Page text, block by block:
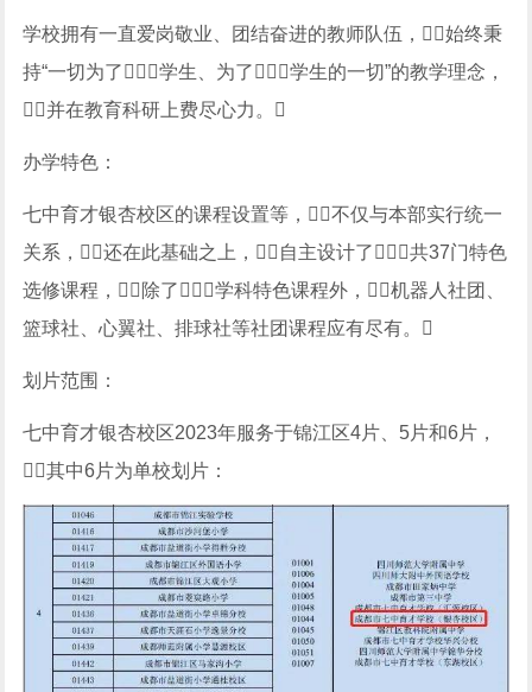
学校拥有一直爱岗敬业、团结奋进的教师队伍，始终秉
持“一切为了学生、为了学生的一切”的教学理念，
并在教育科研上费尽心力。
办学特色：
七中育才银杏校区的课程设置等，不仅与本部实行统一
关系，还在此基础之上，自主设计了共37门特色
选修课程，除了学科特色课程外，机器人社团、
篮球社、心翼社、排球社等社团课程应有尽有。
划片范围：
七中育才银杏校区2023年服务于锦江区4片、5片和6片，
其中6片为单校划片：